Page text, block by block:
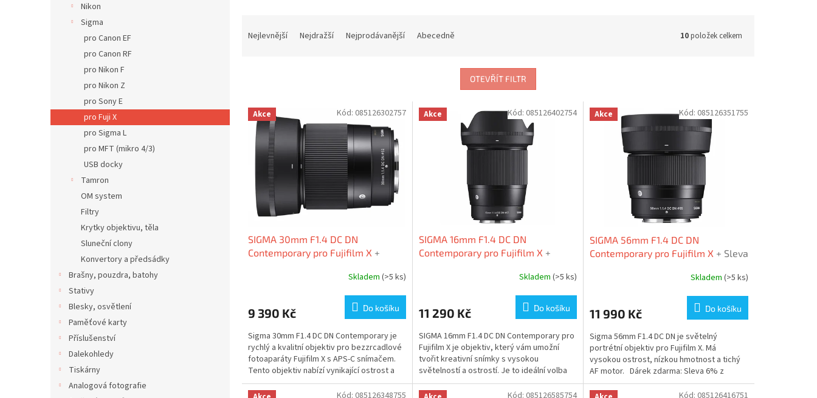
Nikon
Sigma
pro Canon EF
pro Canon RF
pro Nikon F
pro Nikon Z
pro Sony E
pro Fuji X
pro Sigma L
pro MFT (mikro 4/3)
USB docky
Tamron
OM system
Filtry
Krytky objektivu, těla
Sluneční clony
Konvertory a předsádky
Brašny, pouzdra, batohy
Stativy
Blesky, osvětlení
Paměťové karty
Příslušenství
Dalekohledy
Tiskárny
Analogová fotografie
Nejlevnější Nejdražší Nejprodávanější Abecedně 10položek celkem
OTEVŘÍT FILTR
V Akce
SIGMA 30mm F1.4 DC DN
Contemporary pro Fujifilm X +
Skladem (>5 ks)
9 390 Kč Do košíku
Sigma 30mm F1.4 DC DN Contemporary je
rychlý a kvalitní objektiv pro bezzrcadlové
fotoaparáty Fujifilm X s APS-C snímačem.
Tento objektiv nabízí vynikající ostrost a
krásné...
Kód: 085126302757 Akce
SIGMA 16mm F1.4 DC DN
Contemporary pro Fujifilm X +
Skladem (>5 ks)
11 290 Kč Do košíku
SIGMA 16mm F1.4 DC DN Contemporary pro
Fujifilm X je objektiv, který vám umožní
tvořit kreativní snímky s vysokou
světelností a ostrostí. Je to ideální volba
pro krajinu,...
Kód: 085126402754 Akce
SIGMA 56mm F1.4 DC DN
Contemporary pro Fujifilm X + Sleva
Skladem (>5 ks)
11 990 Kč Do košíku
Sigma 56mm F1.4 DC DN je světelný
portrétní objektiv pro Fujifilm X. Má
vysokou ostrost, nízkou hmotnost a tichý
AF motor. Dárek zdarma: Sleva 6% z
nákupní ceny s...
Kód: 085126351755
Kód: 085126348755 Kód: 085126585754 Kód: 085126416751